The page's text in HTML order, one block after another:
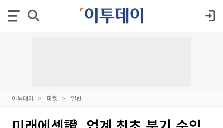
이투데이 마켓 일반